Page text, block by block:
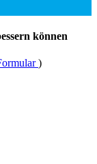
können
)